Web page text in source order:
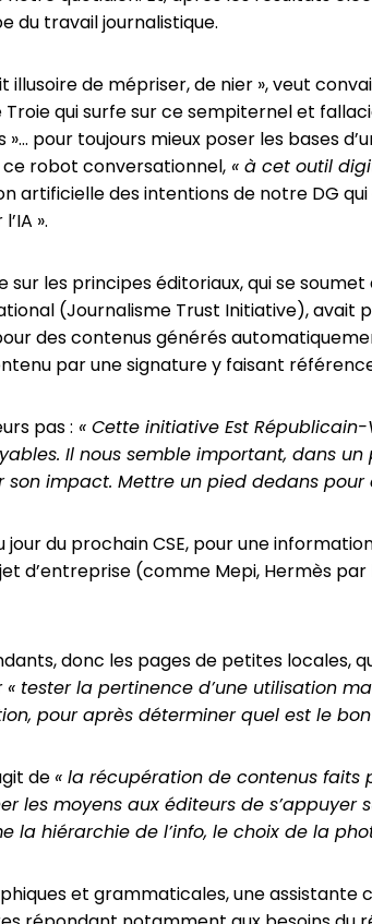
du travail journalistique.
de mépriser, de nier », veut
qui surfe sur ce sempiternel et
pour toujours mieux poser les bases
ce robot conversationnel, « à cet outil
artificielle des intentions de notre DG qui
».
les principes éditoriaux, qui se soumet
(Journalisme Trust Initiative),
des contenus générés
par une signature y faisant
pas : « Cette initiative Est
Il nous semble important, dans
son impact. Mettre un pied dedans
du prochain CSE, pour une
d’entreprise (comme Mepi, Hermès
donc les pages de petites locales,
« tester la pertinence d’une utilisation
pour après déterminer quel est le
de« la récupération de contenus faits
les moyens aux éditeurs de s’appuyer
hiérarchie de l’info, le choix de la
et grammaticales, une